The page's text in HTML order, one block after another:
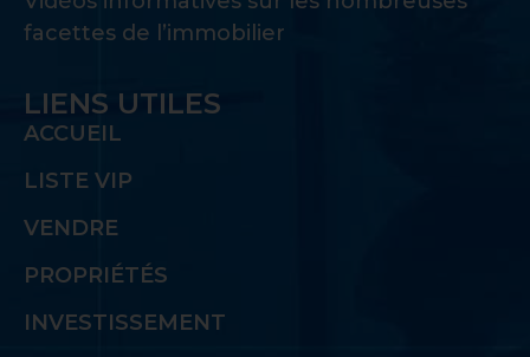
facettes de l’immobilier
LIENS UTILES
ACCUEIL
LISTE VIP
VENDRE
PROPRIÉTÉS
INVESTISSEMENT